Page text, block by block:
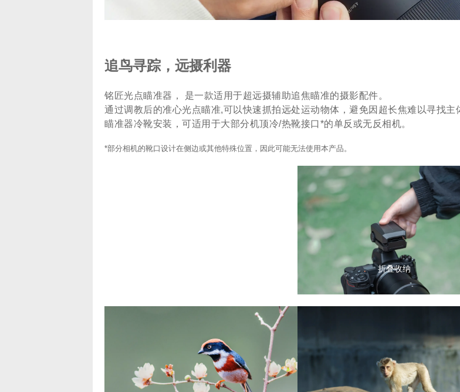
追鸟寻踪，远摄利器
铭匠光点瞄准器， 是一款适用于超远摄辅助追焦瞄准的摄影配件。
通过调教后的准心光点瞄准,可以快速抓拍远处运动物体，避免因超长焦难以寻找主
瞄准器冷靴安装，可适用于大部分机顶冷/热靴接口*的单反或无反相机。
*部分相机的靴口设计在侧边或其他特殊位置，因此可能无法使用本产品。
折叠收纳